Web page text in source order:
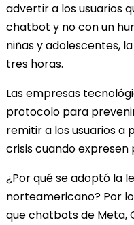
advertir a los usuarios
chatbot y no con un
niñas y adolescentes,
tres horas.
Las empresas
protocolo para
remitir a los usuarios a
crisis cuando expresen
¿Por qué se adoptó la
norteamericano? Por
que chatbots de Meta,